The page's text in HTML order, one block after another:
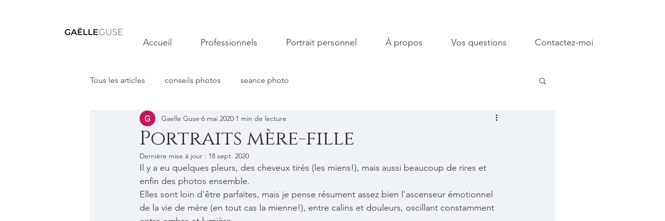
Accueil Professionnels Portrait personnel À propos Vos questions Contactez-moi
Tous les articles conseils photos seance photo
Portraits mère-fille
Gaelle Guse 6 mai 2020 1 min de lecture
Dernière mise à jour : 18 sept. 2020
Il y a eu quelques pleurs, des cheveux tirés (les miens!), mais aussi beaucoup de rires et
enfin des photos ensemble.
Elles sont loin d'être parfaites, mais je pense résument assez bien l'ascenseur émotionnel
de la vie de mère (en tout cas la mienne!), entre calins et douleurs, oscillant constamment